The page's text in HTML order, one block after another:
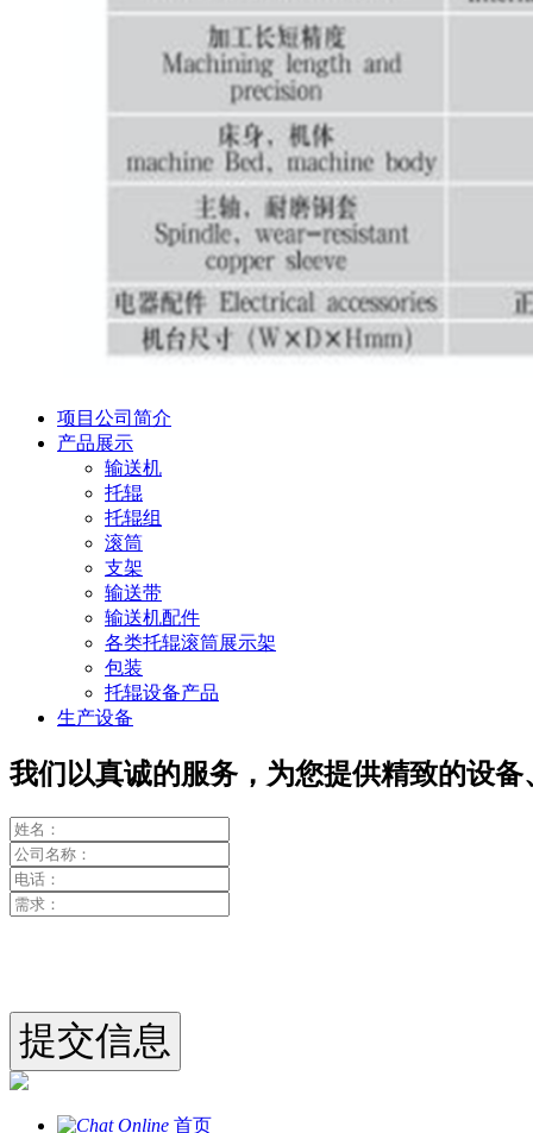
项目公司简介
产品展示
输送机
托辊
托辊组
滚筒
支架
输送带
输送机配件
各类托辊滚筒展示架
包装
托辊设备产品
生产设备
我们以真诚的服务，为您提供精致的设
首页